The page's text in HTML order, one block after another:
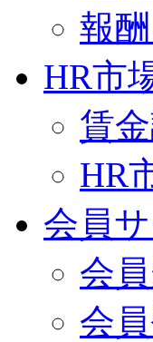
報
HR市
賃
HR
会員
会
会